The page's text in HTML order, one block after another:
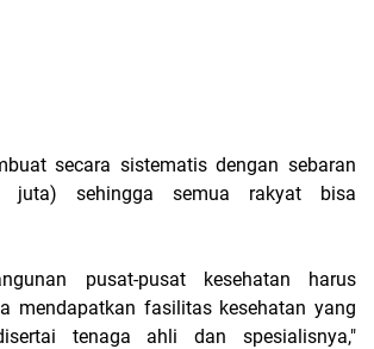
secara sistematis dengan sebaran
juta) sehingga semua rakyat bisa
pusat-pusat kesehatan harus
mendapatkan fasilitas kesehatan yang
tenaga ahli dan spesialisnya,"